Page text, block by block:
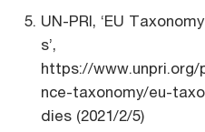
UN-PRI, ‘EU
s’,
https://
nce-taxonomy/eu-
dies (2021/2/5)